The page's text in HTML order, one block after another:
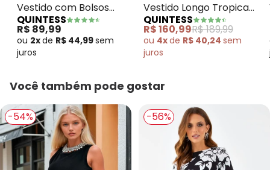
Vestido com Bolsos
Floral Étnico
QUINTESS
R$ 89,99
ou 2xde R$ 44,99sem
juros
Vestido Longo Tropical
Preto com
Amarrações
QUINTESS
R$ 160,99R$ 189,99
ou 4xde R$ 40,24 sem
juros
Você também pode gostar
-54% -56%